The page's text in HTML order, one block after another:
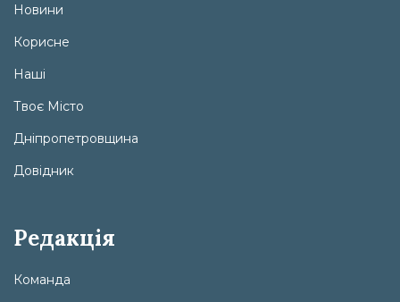
Новини
Корисне
Наші
Твоє Місто
Дніпропетровщина
Довідник
Редакція
Команда